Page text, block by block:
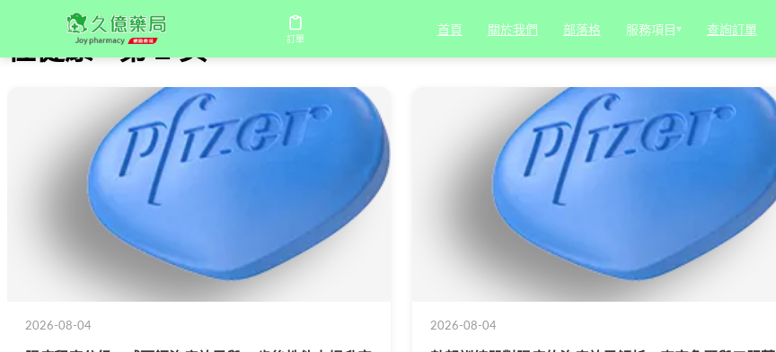
訂單
首頁 關於我們 部落格 服務項目 ▾ 查詢訂單
性健康 - 第 2 页
2026-08-04 2026-08-04